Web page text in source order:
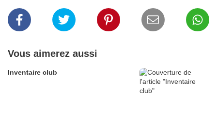
Vous aimerez aussi
Inventaire club